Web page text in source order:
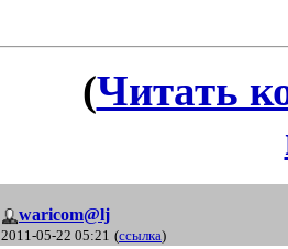
(Читать
waricom@lj
2011-05-22 05:21 (ссылка)